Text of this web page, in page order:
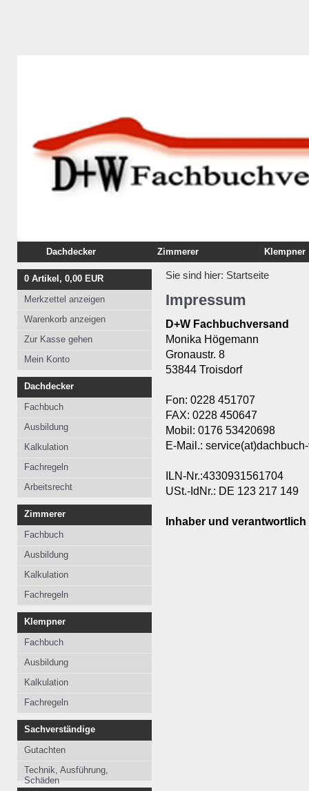
Dachdecker
Fachbuch
Ausbildung
Kalkulation
Fachregeln
Arbeitsrecht
Zimmerer
Fachbuch
Ausbildung
Fachregeln
Klempner
Fachbuch
0 Artikel, 0,00 EUR
Merkzettel anzeigen
Warenkorb anzeigen
Zur Kasse gehen
Mein Konto
Dachdecker
Fachbuch
Ausbildung
Kalkulation
Fachregeln
Arbeitsrecht
Zimmerer
Fachbuch
Ausbildung
Kalkulation
Fachregeln
Klempner
Fachbuch
Ausbildung
Kalkulation
Fachregeln
Sachverständige
Gutachten
Technik, Ausführung,
Schäden
Sie sind hier: Startseite
Impressum
D+W Fachbuchversand
Monika Högemann
Gronaustr. 8
53844 Troisdorf
Fon: 0228 451707
FAX: 0228 450647
Mobil: 0176 53420698
E-Mail.:
ILN-Nr.:4330931561704
USt.-IdNr.: DE 123 217 149
Inhaber und